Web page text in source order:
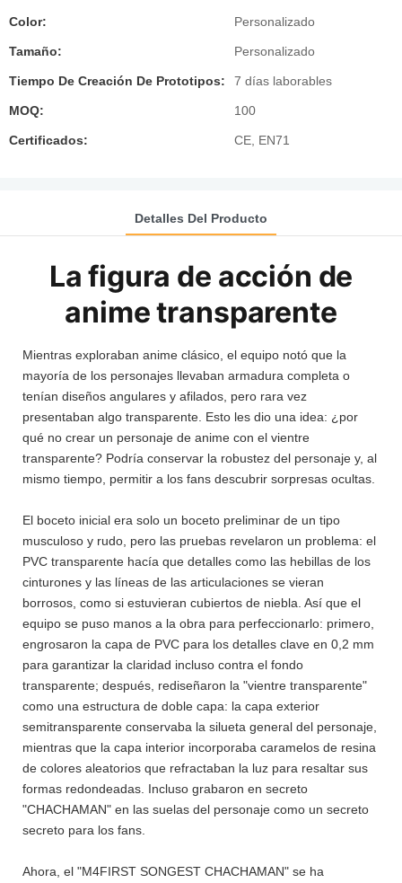
Color: Personalizado
Tamaño: Personalizado
Tiempo De Creación De Prototipos: 7 días laborables
MOQ: 100
Certificados: CE, EN71
Detalles Del Producto
La figura de acción de
anime transparente
Mientras exploraban anime clásico, el equipo notó que la
mayoría de los personajes llevaban armadura completa o
tenían diseños angulares y afilados, pero rara vez
presentaban algo transparente. Esto les dio una idea: ¿por
qué no crear un personaje de anime con el vientre
transparente? Podría conservar la robustez del personaje y, al
mismo tiempo, permitir a los fans descubrir sorpresas ocultas.
El boceto inicial era solo un boceto preliminar de un tipo
musculoso y rudo, pero las pruebas revelaron un problema: el
PVC transparente hacía que detalles como las hebillas de los
cinturones y las líneas de las articulaciones se vieran
borrosos, como si estuvieran cubiertos de niebla. Así que el
equipo se puso manos a la obra para perfeccionarlo: primero,
engrosaron la capa de PVC para los detalles clave en 0,2 mm
para garantizar la claridad incluso contra el fondo
transparente; después, rediseñaron la "vientre transparente"
como una estructura de doble capa: la capa exterior
semitransparente conservaba la silueta general del personaje,
mientras que la capa interior incorporaba caramelos de resina
de colores aleatorios que refractaban la luz para resaltar sus
formas redondeadas. Incluso grabaron en secreto
"CHACHAMAN" en las suelas del personaje como un secreto
secreto para los fans.
Ahora, el "M4FIRST SONGEST CHACHAMAN" se ha